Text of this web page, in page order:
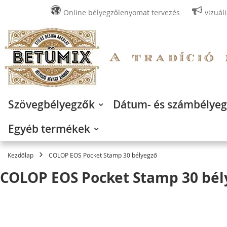
Online bélyegzőlenyomat tervezés
tartalomhoz
Szövegbélyegzők Dátum- és
Egyéb termékek
Kezdőlap COLOP EOS Pocket Stamp 30 bélyegző
COLOP EOS Pocket Stamp 30